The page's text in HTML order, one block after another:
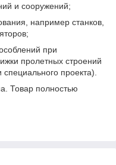
и сооружений;
например станков,
при
пролетных строений
проекта).
Товар полностью